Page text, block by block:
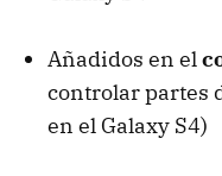
Añadidos en el
controlar partes
en el Galaxy S4)